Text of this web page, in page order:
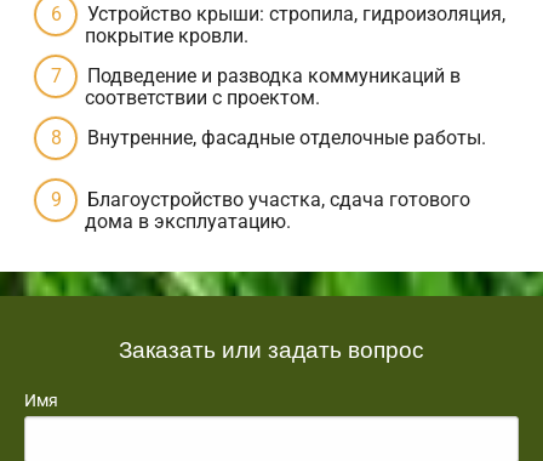
Устройство крыши: стропила, гидроизоляция,
покрытие кровли.
Подведение и разводка коммуникаций в
соответствии с проектом.
Внутренние, фасадные отделочные работы.
Благоустройство участка, сдача готового
дома в эксплуатацию.
Заказать или задать вопрос
Имя